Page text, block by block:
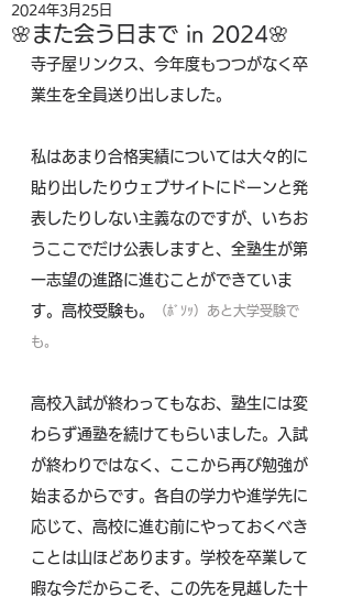
🌸また会う日まで in 2024🌸
2024年3月25日
寺子屋リンクス、今年度もつつがなく卒
業生を全員送り出しました。
私はあまり合格実績については大々的に
貼り出したりウェブサイトにドーンと発
表したりしない主義なのですが、いちお
うここでだけ公表しますと、全塾生が第
一志望の進路に進むことができていま
す。高校受験も。
（ﾎﾞｿｯ）あと大学受験で
も。
高校入試が終わってもなお、塾生には変
わらず通塾を続けてもらいました。入試
が終わりではなく、ここから再び勉強が
始まるからです。各自の学力や進学先に
応じて、高校に進む前にやっておくべき
ことは山ほどあります。学校を卒業して
暇な今だからこそ、この先を見越した十